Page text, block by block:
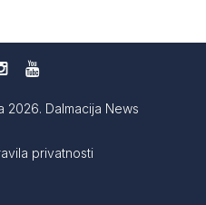
Dalmacija News
privatnosti